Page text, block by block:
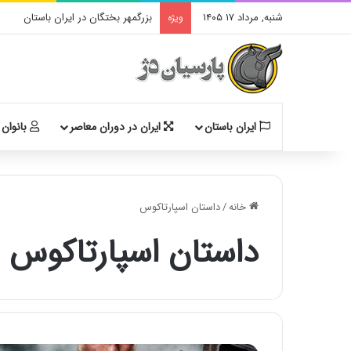
شنبه, مرداد ۱۷ ۱۴۰۵ ویژه بزرگمهر بختگان در ایران باستان
ایران باستان ایران در دوران معاصر
خانه/داستان اسپارتاکوس
داستان اسپارتاکوس